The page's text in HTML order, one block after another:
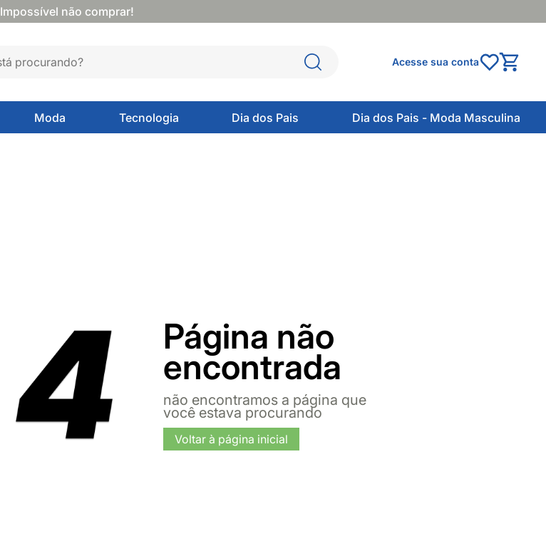
Impossível não comprar!
Acesse sua conta
Moda Tecnologia Dia dos Pais Dia dos Pais - Moda Masculina
Página não
encontrada
não encontramos a página que
você estava procurando
Voltar à página inicial